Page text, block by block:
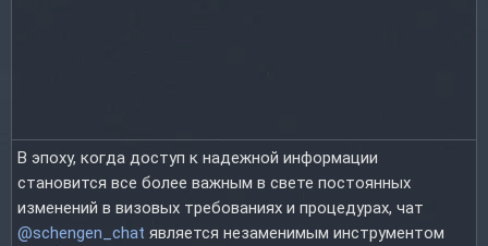
В эпоху, когда доступ к надежной информации
становится все более важным в свете постоянных
изменений в визовых требованиях и процедурах, чат
@schengen_chat является незаменимым инструментом